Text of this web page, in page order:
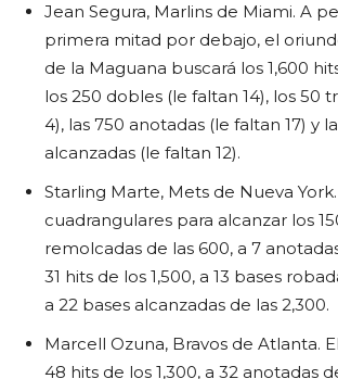
Jean Segura, Marlins de Miami. A
primera mitad por debajo, el
de la Maguana buscará los 1,600
los 250 dobles (le faltan 14), los 50
4), las 750 anotadas (le faltan 17) y
alcanzadas (le faltan 12).
Starling Marte, Mets de Nueva
cuadrangulares para alcanzar los
remolcadas de las 600, a 7
31 hits de los 1,500, a 13 bases
a 22 bases alcanzadas de las 2,300.
Marcell Ozuna, Bravos de Atlanta.
48 hits de los 1,300, a 32 anotadas